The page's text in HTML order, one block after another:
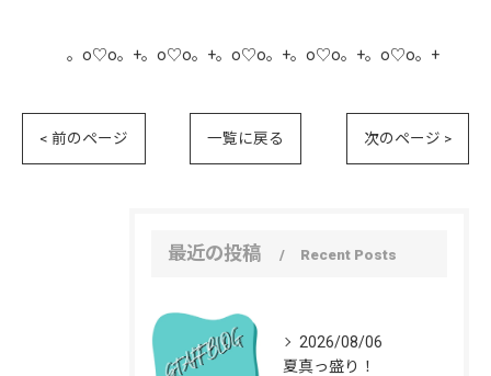
。o♡o。+。o♡o。+。o♡o。+。o♡o。+。o♡o。+
< 前のページ 一覧に戻る 次のページ >
最近の投稿 Recent Posts
2026/08/06
夏真っ盛り！